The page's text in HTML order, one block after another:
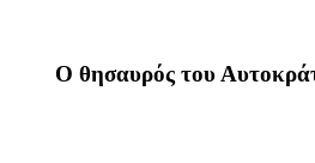
Ο θησαυρός του